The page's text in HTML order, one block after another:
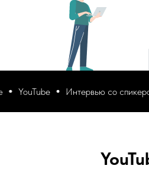
YouTube Интервью со спикером